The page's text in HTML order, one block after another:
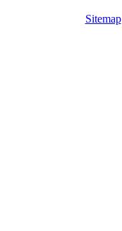
Sitemap